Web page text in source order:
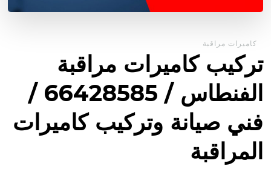
كاميرات مراقبة
تركيب كاميرات مراقبة
الفنطاس / 66428585 /
فني صيانة وتركيب كاميرات
المراقبة